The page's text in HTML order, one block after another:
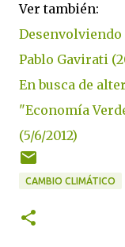
Ver también:
Pablo Gavirati
En busca de
"Economía
(5/6/2012)
CAMBIO CLIMÁTICO